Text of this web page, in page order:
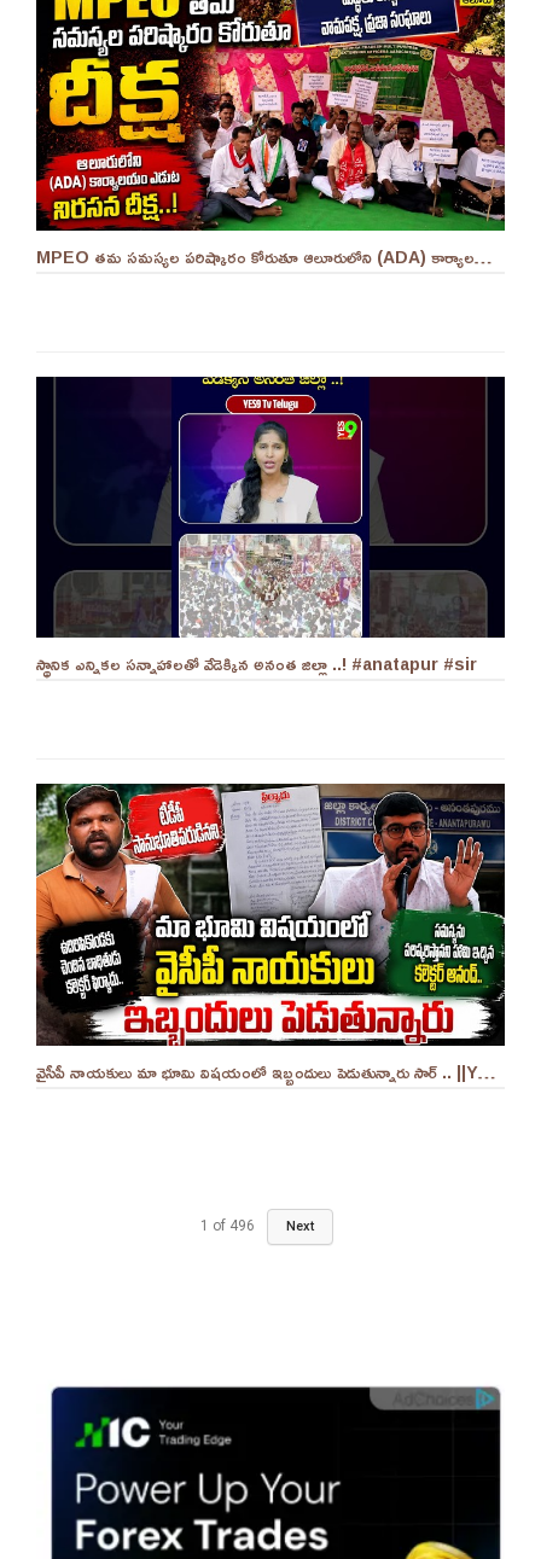
MPEO తమ సమస్యల పరిష్కారం కోరుతూ ఆలూరులోని (ADA) కార్యాలయం ఎదుట దీక్ష ||YES 9TV #kurnool
స్థానిక ఎన్నికల సన్నాహాలతో వేడెక్కిన అనంత జిల్లా ..! #anatapur #sir
వైసీపీ నాయకులు మా భూమి విషయంలో ఇబ్బందులు పెడుతున్నారు సార్ .. ||YES 9TV
1 of 496 Next